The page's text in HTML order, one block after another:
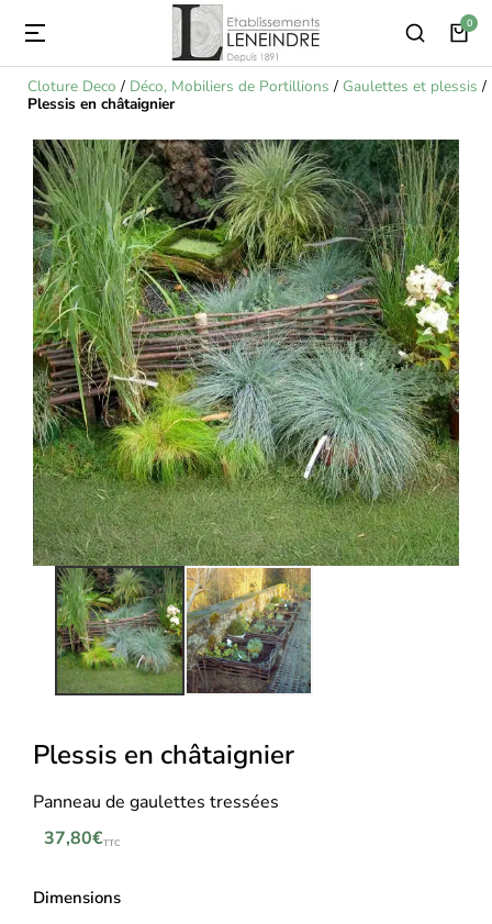
Cloture Deco / Déco, Mobiliers de Portillions / Gaulettes et plessis /
Plessis en châtaignier
Plessis en châtaignier
Panneau de gaulettes tressées
37,80€TTC
Dimensions